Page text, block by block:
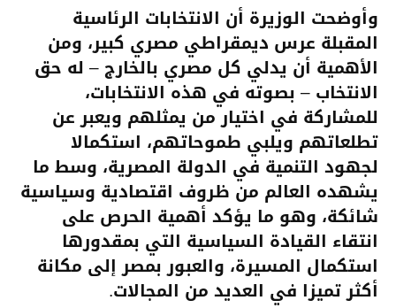
وأوضحت الوزيرة أن الانتخابات الرئاسية
المقبلة عرس ديمقراطي مصري كبير، ومن
الأهمية أن يدلي كل مصري بالخارج – له حق
الانتخاب – بصوته في هذه الانتخابات،
للمشاركة في اختيار من يمثلهم ويعبر عن
تطلعاتهم ويلبي طموحاتهم، استكمالا
لجهود التنمية في الدولة المصرية، وسط ما
يشهده العالم من ظروف اقتصادية وسياسية
شائكة، وهو ما يؤكد أهمية الحرص على
انتقاء القيادة السياسية التي بمقدورها
استكمال المسيرة، والعبور بمصر إلى مكانة
أكثر تميزا في العديد من المجالات.